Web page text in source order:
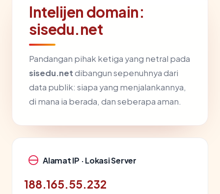
Intelijen domain:
sisedu.net
Pandangan pihak ketiga yang netral pada
sisedu.netdibangun sepenuhnya dari
data publik: siapa yang menjalankannya,
di mana ia berada, dan seberapa aman.
Alamat IP · Lokasi Server
188.165.55.232